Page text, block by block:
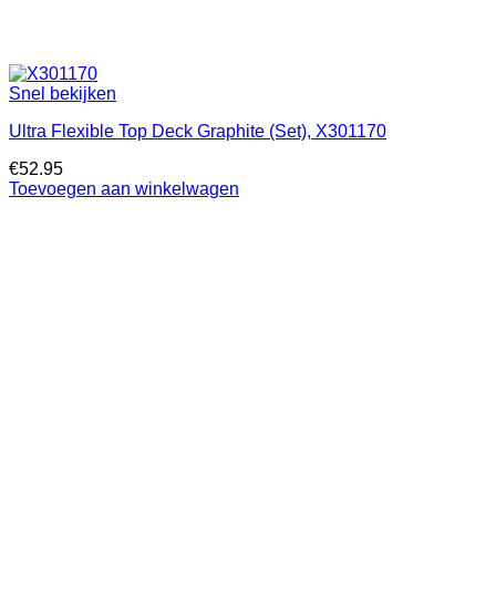
Snel bekijken
Ultra Flexible Top Deck Graphite (Set), X301170
€52.95
Toevoegen aan winkelwagen